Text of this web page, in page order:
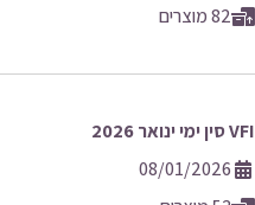
82 מוצרים
VFI סין ימי ינואר 2026
08/01/2026